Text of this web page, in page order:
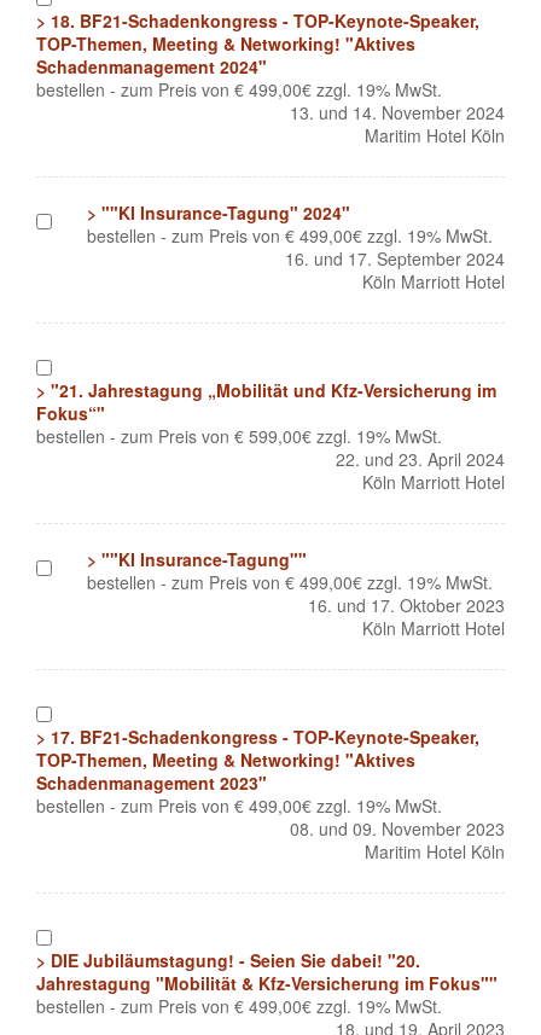
> 18. BF21-Schadenkongress - TOP-Keynote-Speaker,
TOP-Themen, Meeting & Networking! "Aktives
Schadenmanagement 2024"
bestellen - zum Preis von € 499,00€ zzgl. 19% MwSt.
13. und 14. November 2024
Maritim Hotel Köln
> ""KI Insurance-Tagung" 2024"
bestellen - zum Preis von € 499,00€ zzgl. 19% MwSt.
16. und 17. September 2024
Köln Marriott Hotel
> "21. Jahrestagung „Mobilität und Kfz-Versicherung im
Fokus“"
bestellen - zum Preis von € 599,00€ zzgl. 19% MwSt.
22. und 23. April 2024
Köln Marriott Hotel
> ""KI Insurance-Tagung""
bestellen - zum Preis von € 499,00€ zzgl. 19% MwSt.
16. und 17. Oktober 2023
Köln Marriott Hotel
> 17. BF21-Schadenkongress - TOP-Keynote-Speaker,
TOP-Themen, Meeting & Networking! "Aktives
Schadenmanagement 2023"
bestellen - zum Preis von € 499,00€ zzgl. 19% MwSt.
08. und 09. November 2023
Maritim Hotel Köln
> DIE Jubiläumstagung! - Seien Sie dabei! "20.
Jahrestagung "Mobilität & Kfz-Versicherung im Fokus""
bestellen - zum Preis von € 499,00€ zzgl. 19% MwSt.
18. und 19. April 2023